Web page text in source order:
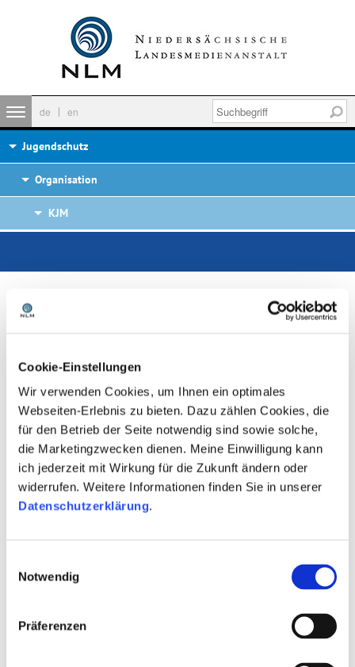
Cookie-Einstellungen
Wir verwenden Cookies, um Ihnen ein optimales
Webseiten-Erlebnis zu bieten. Dazu zählen Cookies, die
für den Betrieb der Seite notwendig sind sowie solche,
die Marketingzwecken dienen. Meine Einwilligung kann
ich jederzeit mit Wirkung für die Zukunft ändern oder
widerrufen. Weitere Informationen finden Sie in unserer
Datenschutzerklärung.
Notwendig
Präferenzen
de en
Jugendschutz
Organisation
KJM
Kommission für Jugendmedienschutz (KJM)
Die KJM ist für die einheitliche Medienaufsicht
über Rundfunk und Telemedien zuständig. Sie
prüft, ob Verstöße gegen den
Jugendmedienschutz-Staatsvertrag (JMStV)
vorliegen und entscheidet über Maßnahmen
gegenüber den Anbietern. Der JMStV folgt dem
Prinzip der regulierten Selbstregulierung. Die
Eigenverantwortung der Rundfunk- und
Freiwilligen Selbstkontrolle Fernsehen (FSF)